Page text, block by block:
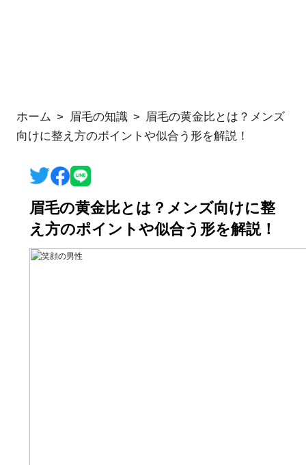
ホーム 眉毛の知識
眉毛の黄金比とは？メンズ
向けに整え方のポイントや似合う形を解説！
眉毛の黄金比とは？メンズ向けに整
え方のポイントや似合う形を解説！